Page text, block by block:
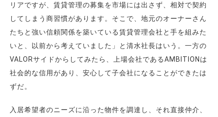
リアですが、賃貸管理の募集を市場には出さず、相対で契約
してしまう商習慣があります。そこで、地元のオーナーさん
たちと強い信頼関係を築いている賃貸管理会社と手を組みた
いと、以前から考えていました」と清水社長はいう。一方の
VALORサイドからしてみたら、上場会社であるAMBITIONは
社会的な信用があり、安心して子会社になることができたは
ずだ。
入居希望者のニーズに沿った物件を調達し、それ直接仲介、